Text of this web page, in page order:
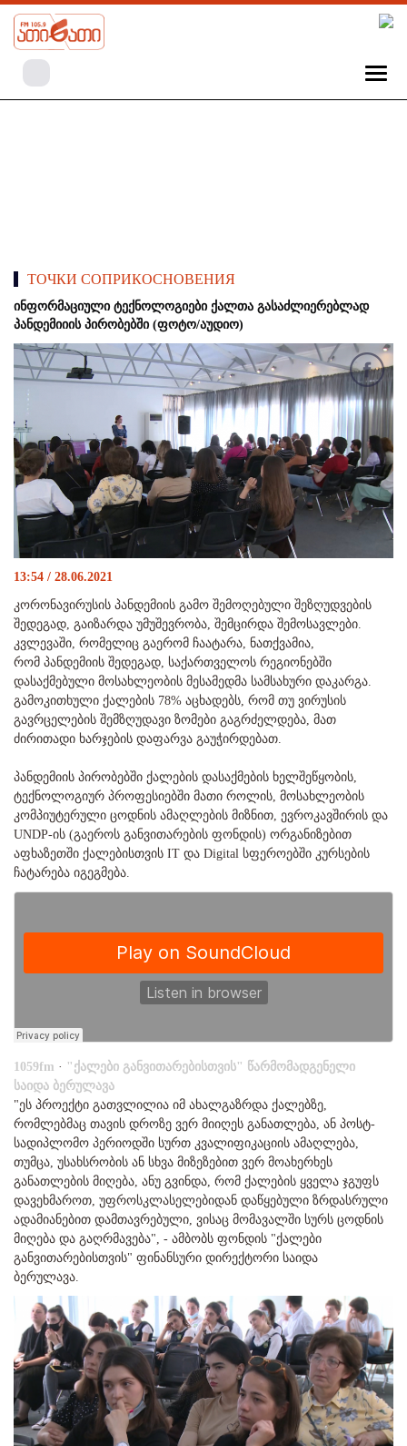
ТОЧКИ СОПРИКОСНОВЕНИЯ
ინფორმაციული ტექნოლოგიები ქალთა გასაძლიერებლად
პანდემიიის პირობებში (ფოტო/აუდიო)
13:54 / 28.06.2021
კორონავირუსის პანდემიის გამო შემოღებული შეზღუდვების
შედეგად, გაიზარდა უმუშევრობა, შემცირდა შემოსავლები.
კვლევაში, რომელიც გაერომ ჩაატარა, ნათქვამია,
რომ პანდემიის შედეგად, საქართველოს რეგიონებში
დასაქმებული მოსახლეობის მესამედმა სამსახური დაკარგა.
გამოკითხული ქალების 78% აცხადებს, რომ თუ ვირუსის
გავრცელების შემზღუდავი ზომები გაგრძელდება, მათ
ძირითადი ხარჯების დაფარვა გაუჭირდებათ.
პანდემიის პირობებში ქალების დასაქმების ხელშეწყობის,
ტექნოლოგიურ პროფესიებში მათი როლის, მოსახლეობის
კომპიუტერული ცოდნის ამაღლების მიზნით, ევროკავშირის და
UNDP-ის (გაეროს განვითარების ფონდის) ორგანიზებით
აფხაზეთში ქალებისთვის IT და Digital სფეროებში კურსების
ჩატარება იგეგმება.
1059fm · "ქალები განვითარებისთვის" წარმომადგენელი
საიდა ბერულავა
"ეს პროექტი გათვლილია იმ ახალგაზრდა ქალებზე,
რომლებმაც თავის დროზე ვერ მიიღეს განათლება, ან პოსტ-
სადიპლომო პერიოდში სურთ კვალიფიკაციის ამაღლება,
თუმცა, უსახსრობის ან სხვა მიზეზებით ვერ მოახერხეს
განათლების მიღება, ანუ გვინდა, რომ ქალების ყველა ჯგუფს
დავეხმაროთ, უფროსკლასელებიდან დაწყებული ზრდასრული
ადამიანებით დამთავრებული, ვისაც მომავალში სურს ცოდნის
მიღება და გაღრმავება", - ამბობს ფონდის "ქალები
განვითარებისთვის" ფინანსური დირექტორი საიდა
ბერულავა.